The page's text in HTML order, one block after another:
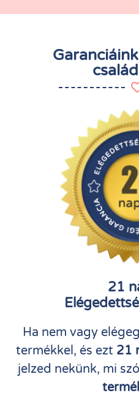
21
Ha nem vagy
termékkel, és ezt 21
jelzed nekünk, mi